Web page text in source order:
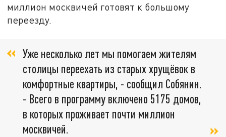
миллион москвичей готовят к большому
переезду.
Уже несколько лет мы помогаем жителям
столицы переехать из старых хрущёвок в
комфортные квартиры, - сообщил Собянин.
- Всего в программу включено 5175 домов,
в которых проживает почти миллион
москвичей.